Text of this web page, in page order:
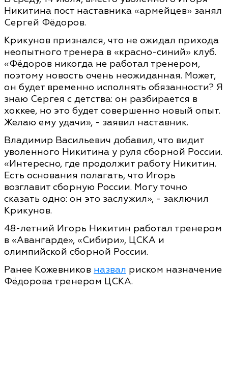
Никитина пост наставника «армейцев» занял
Сергей Фёдоров.
Крикунов признался, что не ожидал прихода
неопытного тренера в «красно-синий» клуб.
«Фёдоров никогда не работал тренером,
поэтому новость очень неожиданная. Может,
он будет временно исполнять обязанности? Я
знаю Сергея с детства: он разбирается в
хоккее, но это будет совершенно новый опыт.
Желаю ему удачи», - заявил наставник.
Владимир Васильевич добавил, что видит
уволенного Никитина у руля сборной России.
«Интересно, где продолжит работу Никитин.
Есть основания полагать, что Игорь
возглавит сборную России. Могу точно
сказать одно: он это заслужил», - заключил
Крикунов.
48-летний Игорь Никитин работал тренером
в «Авангарде», «Сибири», ЦСКА и
олимпийской сборной России.
Ранее Кожевников назвал риском назначение
Фёдорова тренером ЦСКА.